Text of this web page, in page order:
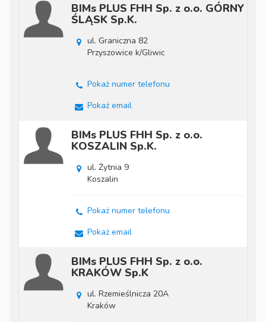
BIMs PLUS FHH Sp. z o.o. GÓRNY
ŚLĄSK Sp.K.
ul. Graniczna 82
Przyszowice k/Gliwic
Pokaż numer telefonu
Pokaż email
BIMs PLUS FHH Sp. z o.o.
KOSZALIN Sp.K.
ul. Żytnia 9
Koszalin
Pokaż numer telefonu
Pokaż email
BIMs PLUS FHH Sp. z o.o.
KRAKÓW Sp.K
ul. Rzemieślnicza 20A
Kraków